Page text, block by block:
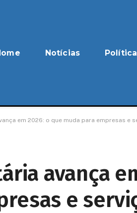
Notícias Política
em 2026: o que muda para empresas e
avança
e